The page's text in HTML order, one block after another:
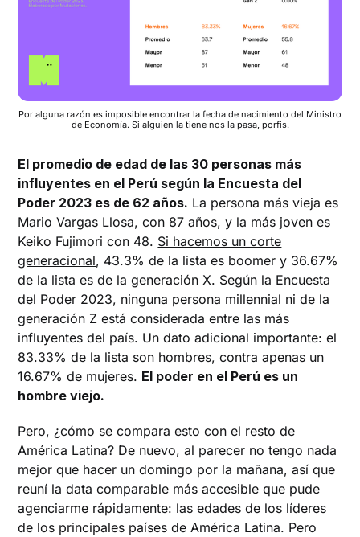
Por alguna razón es imposible encontrar la fecha de nacimiento del Ministro
de Economía. Si alguien la tiene nos la pasa, porfis.
El promedio de edad de las 30 personas más
influyentes en el Perú según la Encuesta del
Poder 2023 es de 62 años. La persona más vieja es
Mario Vargas Llosa, con 87 años, y la más joven es
Keiko Fujimori con 48. Si hacemos un corte
generacional, 43.3% de la lista es boomer y 36.67%
de la lista es de la generación X. Según la Encuesta
del Poder 2023, ninguna persona millennial ni de la
generación Z está considerada entre las más
influyentes del país. Un dato adicional importante: el
83.33% de la lista son hombres, contra apenas un
16.67% de mujeres. El poder en el Perú es un
hombre viejo.
Pero, ¿cómo se compara esto con el resto de
América Latina? De nuevo, al parecer no tengo nada
mejor que hacer un domingo por la mañana, así que
reuní la data comparable más accesible que pude
agenciarme rápidamente: las edades de los líderes
de los principales países de América Latina. Pero